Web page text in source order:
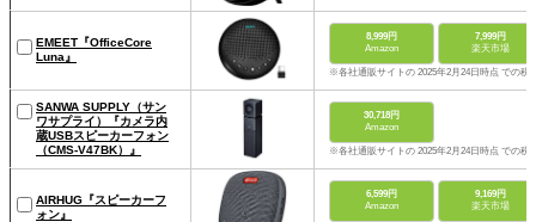
EMEET『OfficeCore
Luna』
8,999円
Amazon
7,999円
楽天市場
※各社通販サイトの 2025年2月24日時点 での税
SANWA SUPPLY（サン
ワサプライ）『カメラ内
蔵USBスピーカーフォン
（CMS-V47BK）』
30,718円
Amazon
※各社通販サイトの 2025年2月24日時点 での税
AIRHUG『スピーカーフ
ォン』
6,599円
Amazon
9,169円
楽天市場